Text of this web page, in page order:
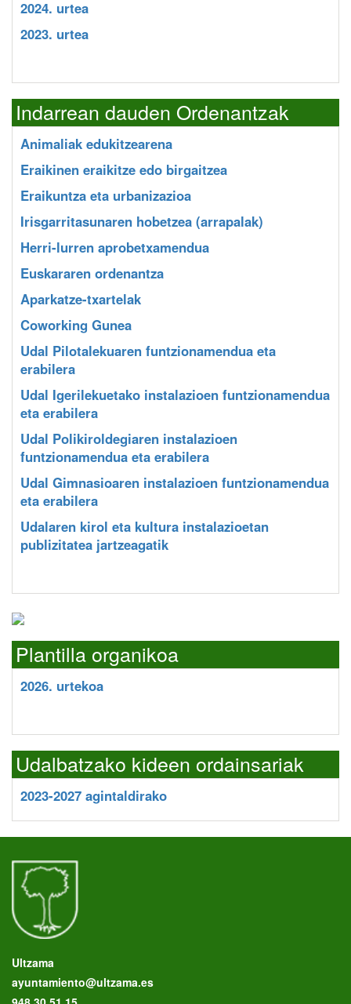
2024. urtea
2023. urtea
Indarrean dauden Ordenantzak
Animaliak edukitzearena
Eraikinen eraikitze edo birgaitzea
Eraikuntza eta urbanizazioa
Irisgarritasunaren hobetzea (arrapalak)
Herri-lurren aprobetxamendua
Euskararen ordenantza
Aparkatze-txartelak
Coworking Gunea
Udal Pilotalekuaren funtzionamendua eta
erabilera
Udal Igerilekuetako instalazioen funtzionamendua
eta erabilera
Udal Polikiroldegiaren instalazioen
funtzionamendua eta erabilera
Udal Gimnasioaren instalazioen funtzionamendua
eta erabilera
Udalaren kirol eta kultura instalazioetan
publizitatea jartzeagatik
Plantilla organikoa
2026. urtekoa
Udalbatzako kideen ordainsariak
2023-2027 agintaldirako
Ultzama
ayuntamiento@ultzama.es